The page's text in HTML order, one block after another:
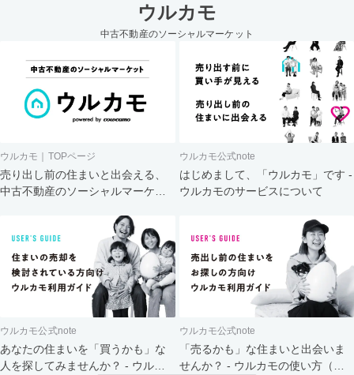
ウルカモ
中古不動産のソーシャルマーケット
ウルカモ｜TOPページ
売り出し前の住まいと出会える、
中古不動産のソーシャルマーケッ
ウルカモ公式note
はじめまして、「ウルカモ」です -
ウルカモのサービスについて
ウルカモ公式note
あなたの住まいを「買うかも」な
人を探してみませんか？ - ウルカ
ウルカモ公式note
「売るかも」な住まいと出会いま
せんか？ - ウルカモの使い方（買